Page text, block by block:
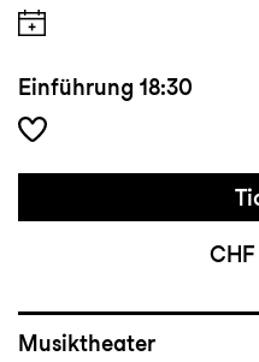
Einführung 18:30
Musiktheater